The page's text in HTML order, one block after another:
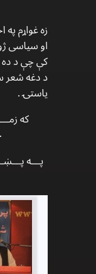
زه غواړم
او سیاسی
کې چې د ده
د دغه شعر
یاستۍ .
که
پـــه